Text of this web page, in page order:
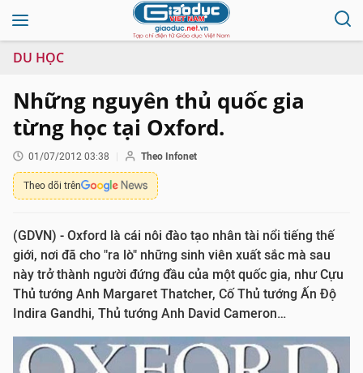
DU HỌC
Những nguyên thủ quốc gia
từng học tại Oxford.
01/07/2012 03:38 Theo Infonet
Theo dõi trên
(GDVN) - Oxford là cái nôi đào tạo nhân tài nổi tiếng thế
giới, nơi đã cho "ra lò" những sinh viên xuất sắc mà sau
này trở thành người đứng đầu của một quốc gia, như Cựu
Thủ tướng Anh Margaret Thatcher, Cố Thủ tướng Ấn Độ
Indira Gandhi, Thủ tướng Anh David Cameron…